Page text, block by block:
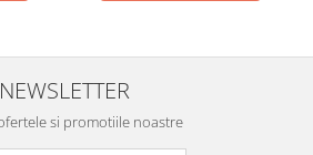
NEWSLETTER
si promotiile noastre